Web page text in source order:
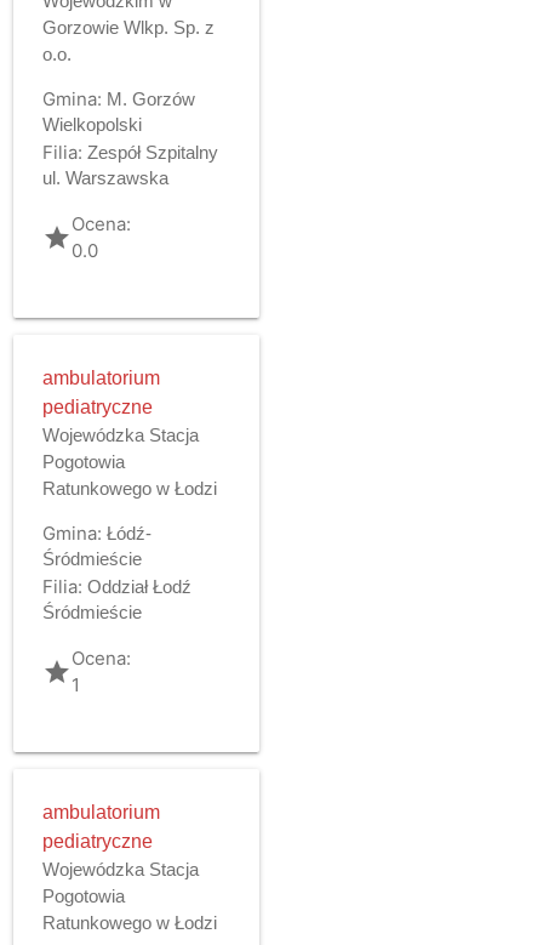
Gorzowie Wlkp. Sp. z
o.o.
Gmina: M. Gorzów
Wielkopolski
Filia: Zespół Szpitalny
ul. Warszawska
gradeOcena:
0.0
ambulatorium
pediatryczne
Wojewódzka Stacja
Pogotowia
Ratunkowego w Łodzi
Gmina: Łódź-
Śródmieście
Filia: Oddział Łodź
Śródmieście
gradeOcena:
1
ambulatorium
pediatryczne
Wojewódzka Stacja
Pogotowia
Ratunkowego w Łodzi